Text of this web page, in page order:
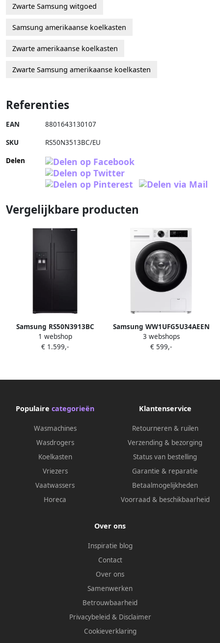
Zwarte Samsung witgoed
Samsung amerikaanse koelkasten
Zwarte amerikaanse koelkasten
Zwarte Samsung amerikaanse koelkasten
Referenties
EAN 8801643130107
SKU RS50N3513BC/EU
Delen
Vergelijkbare producten
Samsung RS50N3913BC
amerikaanse koelkast
Vrijstaand 535 l F Zwart
1 webshop
€ 1.599,-
Samsung WW1UFG5U34AEEN
5000-serie Wasmachine 10 kg
AI Ecobubble™
3 webshops
€ 599,-
Populaire categorieën
Wasmachines
Wasdrogers
Koelkasten
Vriezers
Vaatwassers
Horeca
Klantenservice
Retourneren & ruilen
Verzending & bezorging
Status van bestelling
Garantie & reparatie
Betaalmogelijkheden
Voorraad & beschikbaarheid
Over ons
Inspiratie blog
Contact
Over ons
Samenwerken
Betrouwbaarheid
Privacybeleid & Disclaimer
Cookieverklaring